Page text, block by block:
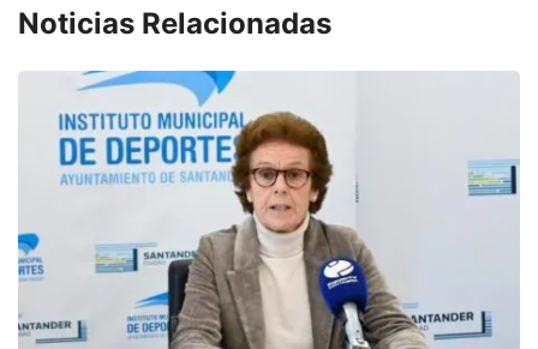
Noticias Relacionadas